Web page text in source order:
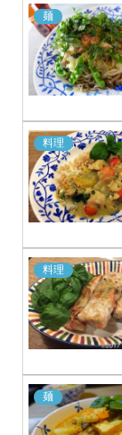
麺
料理
料理
麺